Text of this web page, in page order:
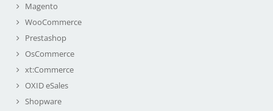
Magento
WooCommerce
Prestashop
OsCommerce
xt:Commerce
OXID eSales
Shopware